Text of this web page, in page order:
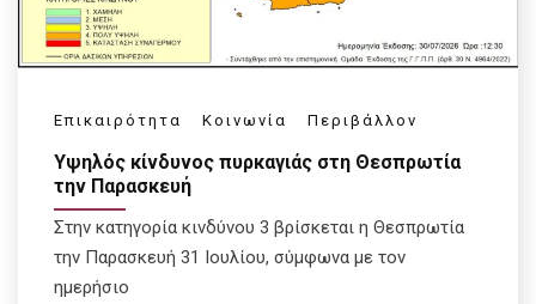
Επικαιρότητα Κοινωνία Περιβάλλον
Υψηλός κίνδυνος πυρκαγιάς στη Θεσπρωτία
την Παρασκευή
Στην κατηγορία κινδύνου 3 βρίσκεται η Θεσπρωτία
την Παρασκευή 31 Ιουλίου, σύμφωνα με τον
ημερήσιο